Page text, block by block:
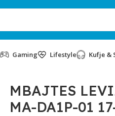
Gaming Lifestyle Kufje &
MBAJTES
MA-DA1P-01